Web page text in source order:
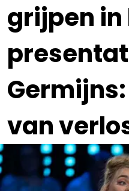
grijpen in
van